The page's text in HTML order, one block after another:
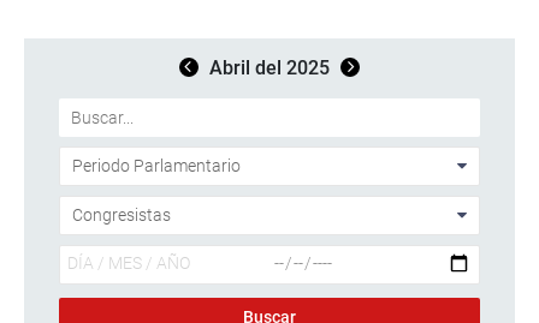
Abril del 2025